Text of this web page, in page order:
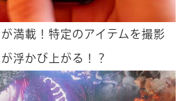
満載！特定のアイテムを撮影
浮かび上がる！？